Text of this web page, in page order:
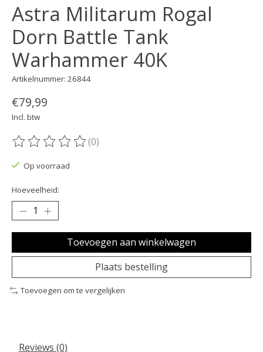
Astra Militarum Rogal
Dorn Battle Tank
Warhammer 40K
Artikelnummer: 26844
€79,99
Incl. btw
De beoordeling van dit product is
(0)
Op voorraad
Hoeveelheid:
Toevoegen aan winkelwagen
Plaats bestelling
Toevoegen om te vergelijken
Reviews (0)